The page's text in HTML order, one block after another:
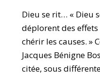
Dieu se rit… « Dieu
déplorent des
chérir les causes. »
Jacques Bénigne
citée, sous